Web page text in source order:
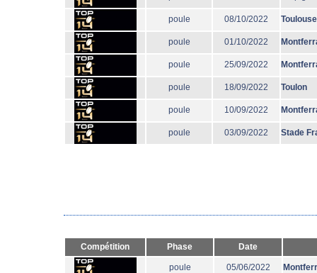
poule 08/10/2022 Toulouse
poule 01/10/2022
poule 25/09/2022
poule 18/09/2022 Toulon
poule 10/09/2022
poule 03/09/2022 Stade
Compétition Phase Date
poule 05/06/2022